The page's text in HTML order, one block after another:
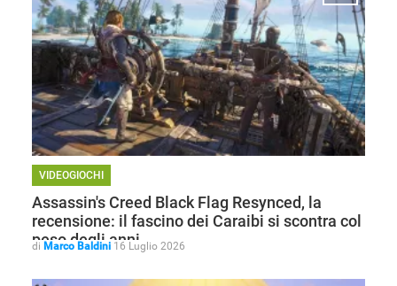
ANDROID
VIDEOGIOCHI
Assassin's Creed Black Flag Resynced, la
recensione: il fascino dei Caraibi si scontra col
peso degli anni
di Marco Baldini 16 Luglio 2026